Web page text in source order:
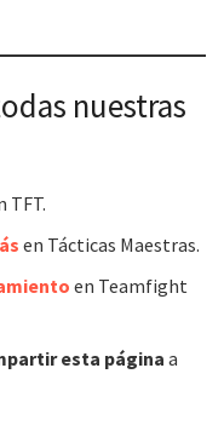
nuestras
TFT.
en Tácticas Maestras.
en Teamfight
esta páginaa